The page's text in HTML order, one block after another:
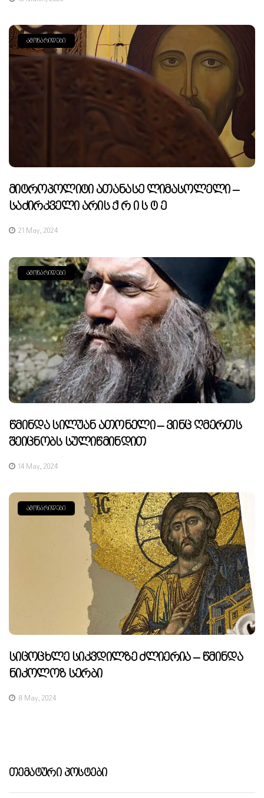
ᲐᲛᲝᲜᲐᲠᲘᲓᲔᲑᲘ
Მიტროპოლიტი Ათანასე Ლიმასოლელი –
Საძირკველი Არის Ქ Რ Ი Ს Ტ Ე
21 May, 2024
ᲐᲛᲝᲜᲐᲠᲘᲓᲔᲑᲘ
Წმინდა Სილუან Ათონელი – Ვინც Ღმერთს
Შეიცნობს Სულიწმინდით
14 May, 2024
ᲐᲛᲝᲜᲐᲠᲘᲓᲔᲑᲘ
Სიცოცხლე Სიკვდილზე Ძლიერია – Წმინდა
Ნიკოლოზ Სერბი
8 May, 2024
Თემატური Პოსტები